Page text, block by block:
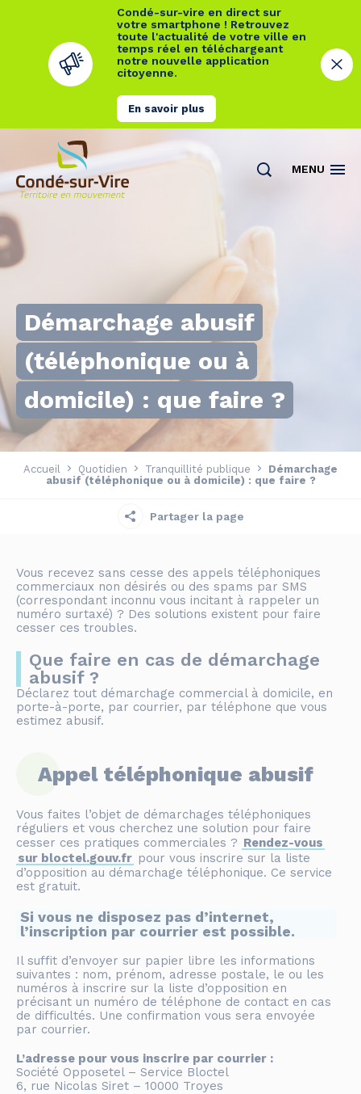
Condé-sur-vire en direct sur
votre smartphone ! Retrouvez
toute l'actualité de votre ville en
temps réel en téléchargeant
notre nouvelle application
citoyenne.
En savoir plus
Actualités Contact
MENU
Démarchage abusif
(téléphonique ou à
domicile) : que faire ?
Accueil Quotidien Tranquillité publique
Démarchage
abusif (téléphonique ou à domicile) : que faire ?
Partager la page
Vous recevez sans cesse des appels téléphoniques
commerciaux non désirés ou des spams par SMS
(correspondant inconnu vous incitant à rappeler un
numéro surtaxé) ? Des solutions existent pour faire
cesser ces troubles.
Que faire en cas de démarchage
abusif ?
Déclarez tout démarchage commercial à domicile, en
porte-à-porte, par courrier, par téléphone que vous
estimez abusif.
Appel téléphonique abusif
Vous faites l’objet de démarchages téléphoniques
réguliers et vous cherchez une solution pour faire
cesser ces pratiques commerciales ? Rendez-vous
sur bloctel.gouv.fr pour vous inscrire sur la liste
d’opposition au démarchage téléphonique. Ce service
est gratuit.
Si vous ne disposez pas d’internet,
l’inscription par courrier est possible.
Il suffit d’envoyer sur papier libre les informations
suivantes : nom, prénom, adresse postale, le ou les
numéros à inscrire sur la liste d’opposition en
précisant un numéro de téléphone de contact en cas
de difficultés. Une confirmation vous sera envoyée
par courrier.
L’adresse pour vous inscrire par courrier :
Société Opposetel – Service Bloctel
6, rue Nicolas Siret – 10000 Troyes
Cookies management panel